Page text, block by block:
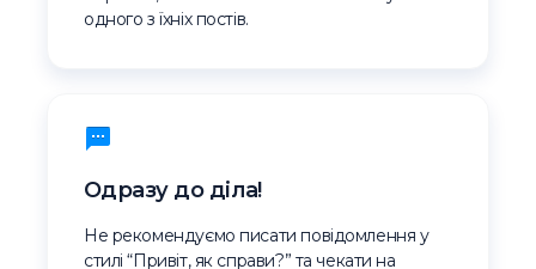
одного з їхніх постів.
Одразу до діла!
Не рекомендуємо писати повідомлення у
стилі “Привіт, як справи?” та чекати на